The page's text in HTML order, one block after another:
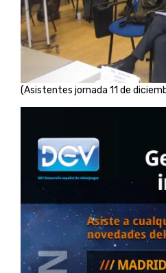
(Asistentes jornada 11 de